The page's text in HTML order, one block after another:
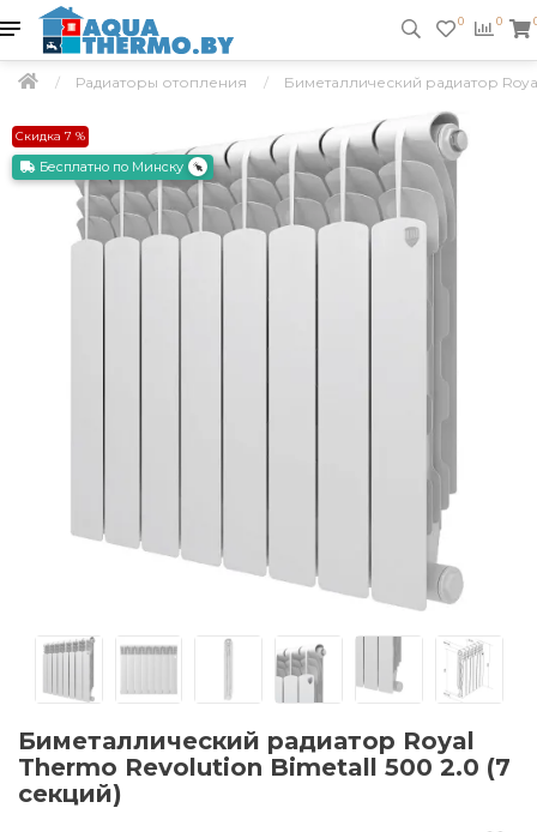
0 0
Радиаторы отопления Биметаллический радиатор
Скидка 7 %
Бесплатно по Минску
Биметаллический радиатор Royal
Thermo Revolution Bimetall 500 2.0 (7
секций)